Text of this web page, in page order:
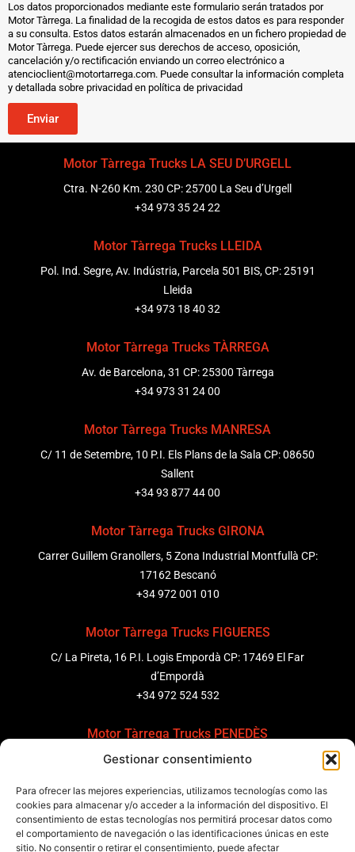
Gestionar consentimiento
Para ofrecer las mejores experiencias, utilizamos tecnologías como las
cookies para almacenar y/o acceder a la información del dispositivo. El
consentimiento de estas tecnologías nos permitirá procesar datos como
el comportamiento de navegación o las identificaciones únicas en este
sitio. No consentir o retirar el consentimiento, puede afectar
Los datos proporcionados mediante este formulario serán tratados por
Motor Tàrrega. La finalidad de la recogida de estos datos es para responder
a su consulta. Estos datos estarán almacenados en un fichero propiedad de
Motor Tàrrega. Puede ejercer sus derechos de acceso, oposición,
cancelación y/o rectificación enviando un correo electrónico a
atencioclient@motortarrega.com. Puede consultar la información completa
y detallada sobre privacidad en política de privacidad
Enviar
Motor Tàrrega Trucks LA SEU D’URGELL
Ctra. N-260 Km. 230 CP: 25700 La Seu d’Urgell
+34 973 35 24 22
Motor Tàrrega Trucks LLEIDA
Pol. Ind. Segre, Av. Indústria, Parcela 501 BIS, CP: 25191
Lleida
+34 973 18 40 32
Motor Tàrrega Trucks TÀRREGA
Av. de Barcelona, 31 CP: 25300 Tàrrega
+34 973 31 24 00
Motor Tàrrega Trucks MANRESA
C/ 11 de Setembre, 10 P.I. Els Plans de la Sala CP: 08650
Sallent
+34 93 877 44 00
Motor Tàrrega Trucks GIRONA
Carrer Guillem Granollers, 5 Zona Industrial Montfullà CP:
17162 Bescanó
+34 972 001 010
Motor Tàrrega Trucks FIGUERES
C/ La Pireta, 16 P.I. Logis Empordà CP: 17469 El Far
d’Empordà
+34 972 524 532
Motor Tàrrega Trucks PENEDÈS
C/ Ponent 8, Pol. Ind. Sant Pere Molanta, CP: 08799
+34 931 69 11 91
Motor Tàrrega Trucks BARCELONA